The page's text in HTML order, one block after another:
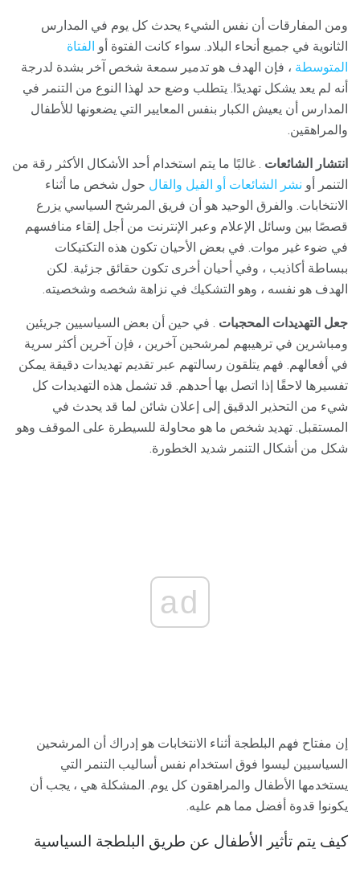
ومن المفارقات أن نفس الشيء يحدث كل يوم في المدارس
الثانوية في جميع أنحاء البلاد. سواء كانت الفتوة أو الفتاة
المتوسطة ، فإن الهدف هو تدمير سمعة شخص آخر بشدة لدرجة
أنه لم يعد يشكل تهديدًا. يتطلب وضع حد لهذا النوع من التنمر في
المدارس أن يعيش الكبار بنفس المعايير التي يضعونها للأطفال
والمراهقين.
انتشار الشائعات . غالبًا ما يتم استخدام أحد الأشكال الأكثر رقة من
التنمر أو نشر الشائعات أو القيل والقال حول شخص ما أثناء
الانتخابات. والفرق الوحيد هو أن فريق المرشح السياسي يزرع
قصصًا بين وسائل الإعلام وعبر الإنترنت من أجل إلقاء منافسهم
في ضوء غير موات. في بعض الأحيان تكون هذه التكتيكات
ببساطة أكاذيب ، وفي أحيان أخرى تكون حقائق جزئية. لكن
الهدف هو نفسه ، وهو التشكيك في نزاهة شخصه وشخصيته.
جعل التهديدات المحجبات . في حين أن بعض السياسيين جريئين
ومباشرين في ترهيبهم لمرشحين آخرين ، فإن آخرين أكثر سرية
في أفعالهم. فهم يتلقون رسالتهم عبر تقديم تهديدات دقيقة يمكن
تفسيرها لاحقًا إذا اتصل بها أحدهم. قد تشمل هذه التهديدات كل
شيء من التحذير الدقيق إلى إعلان شائن لما قد يحدث في
المستقبل. تهديد شخص ما هو محاولة للسيطرة على الموقف وهو
شكل من أشكال التنمر شديد الخطورة.
ad
إن مفتاح فهم البلطجة أثناء الانتخابات هو إدراك أن المرشحين
السياسيين ليسوا فوق استخدام نفس أساليب التنمر التي
يستخدمها الأطفال والمراهقون كل يوم. المشكلة هي ، يجب أن
يكونوا قدوة أفضل مما هم عليه.
كيف يتم تأثير الأطفال عن طريق البلطجة السياسية